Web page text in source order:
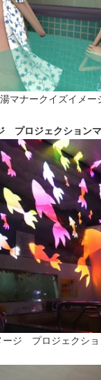
マナークイズイメー
プロジェクション
ージ プロジェクショ